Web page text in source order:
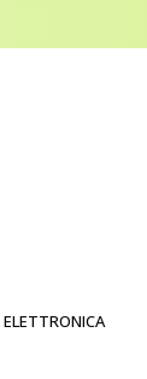
ELETTRONICA